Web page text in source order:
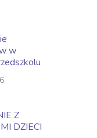
w
Z
DZIECI